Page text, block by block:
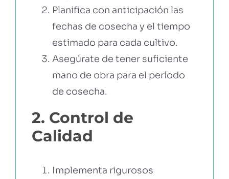
Planifica con anticipación las
fechas de cosecha y el tiempo
estimado para cada cultivo.
Asegúrate de tener suficiente
mano de obra para el período
de cosecha.
2. Control de
Calidad
Implementa rigurosos